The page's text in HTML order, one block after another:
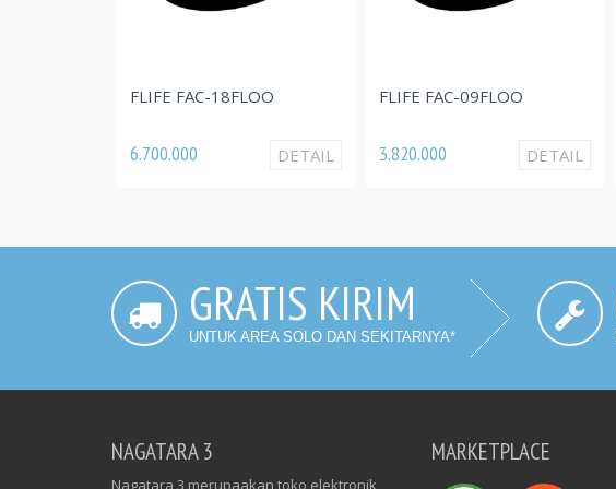
FLIFE FAC-18FLOO
6.700.000 DETAIL
FLIFE FAC-09FLOO
3.820.000 DETAIL
GRATIS KIRIM
UNTUK AREA SOLO DAN SEKITARNYA*
NAGATARA 3
Nagatara 3 merupaakan toko elektronik
MARKETPLACE